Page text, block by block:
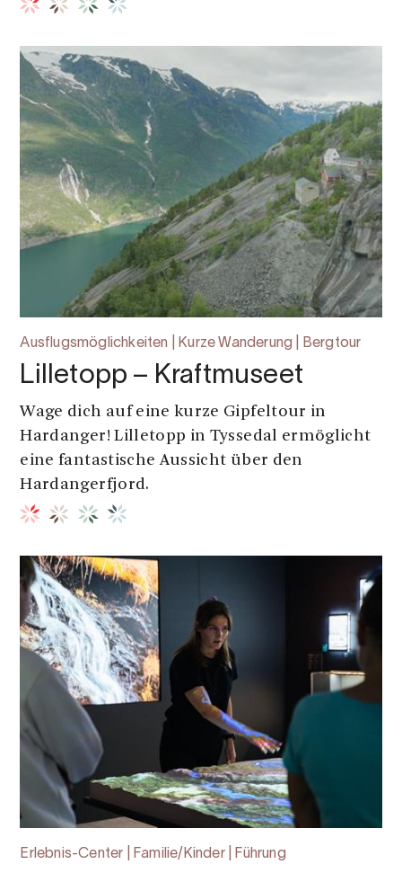
Ausflugsmöglichkeiten | Kurze Wanderung | Bergtour
Lilletopp – Kraftmuseet
Wage dich auf eine kurze Gipfeltour in
Hardanger! Lilletopp in Tyssedal ermöglicht
eine fantastische Aussicht über den
Hardangerfjord.
Erlebnis-Center | Familie/Kinder | Führung